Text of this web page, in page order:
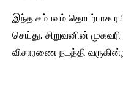
இந்த சம்பவம் தொடர்பாக
செய்து, சிறுவனின்
விசாரணை நடத்தி